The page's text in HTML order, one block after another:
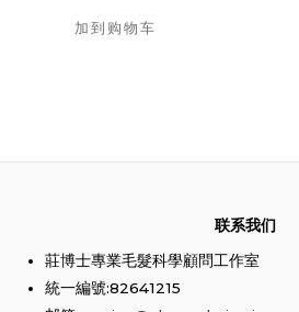
加到购物车
联系我们
莊博士專業毛髮科學顧問工作室
統一編號:82641215